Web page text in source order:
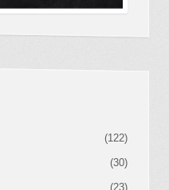
(122)
(30)
(23)